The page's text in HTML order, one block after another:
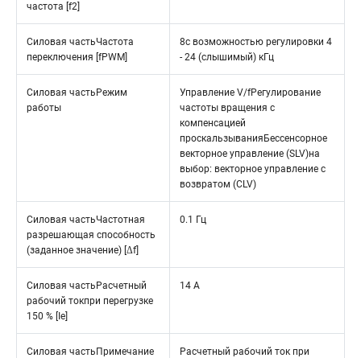
частота [f2]
Силовая частьЧастота
переключения [fPWM]
8с возможностью регулировки 4
- 24 (слышимый) кГц
Силовая частьРежим
работы
Управление V/fРегулирование
частоты вращения с
компенсацией
проскальзыванияБессенсорное
векторное управление (SLV)на
выбор: векторное управление с
возвратом (CLV)
Силовая частьЧастотная
разрешающая способность
(заданное значение) [Δf]
0.1 Гц
Силовая частьРасчетный
рабочий токпри перегрузке
150 % [Ie]
14 A
Силовая частьПримечание
Расчетный рабочий ток при